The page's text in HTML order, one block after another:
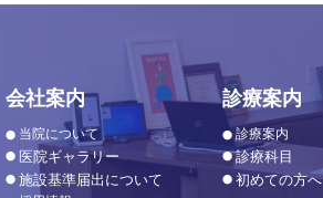
会社案内
当院について
医院ギャラリー
施設基準届出について
診療案内
診療案内
診療科目
初めての方へ